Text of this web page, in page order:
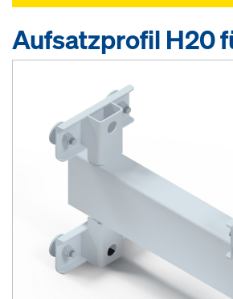
Aufsatzprofil H20